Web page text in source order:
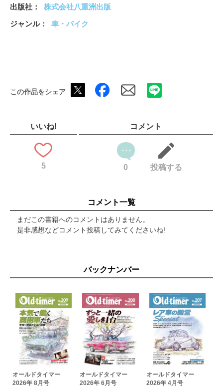
感動工具インプレッション
NAKARAIのメッキ保護材
忘れがたき名車100傑
イベントレポート
電気を元気にする流儀
TEA TIME SQUARE
旧車を楽しむキャブレター生活
口語訳・保安基準＆審査事務規程
「OT-club」のごあんない
編集後記
フリーマーケット
出版社
株式会社八重洲出版
ジャンル
車・バイク
この作品をシェア
いいね!
5
コメント
0 投稿する
コメント一覧
まだこの書籍へのコメントはありません。
是非感想などコメント投稿してみてくださいね!
バックナンバー
オールドタイマー
2026年 8月号
オールドタイマー
2026年 6月号
オールドタイマー
2026年 4月号